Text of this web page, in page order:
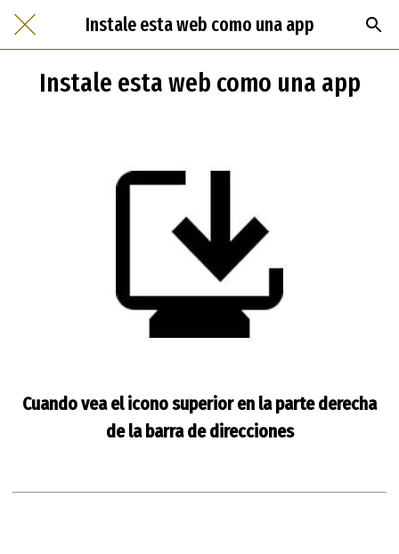
Instale esta web como una app
Instale esta web como una app
Cuando vea el icono superior en la parte derecha
de la barra de direcciones